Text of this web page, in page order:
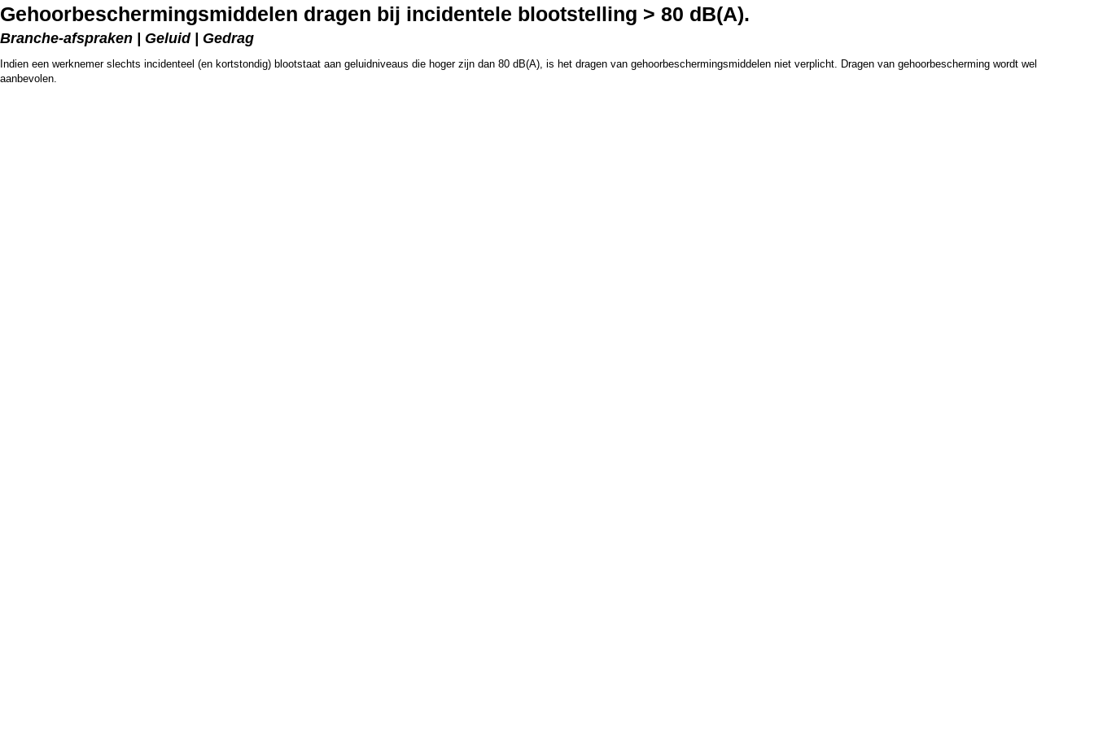
Gehoorbeschermingsmiddelen dragen bij incidentele blootstelling > 80 dB(A).
Branche-afspraken | Geluid | Gedrag
Indien een werknemer slechts incidenteel (en kortstondig) blootstaat aan geluidniveaus die hoger zijn dan 80 dB(A), is het dragen van gehoorbeschermingsmiddelen niet verplicht. Dragen van gehoorbescherming wordt wel
aanbevolen.